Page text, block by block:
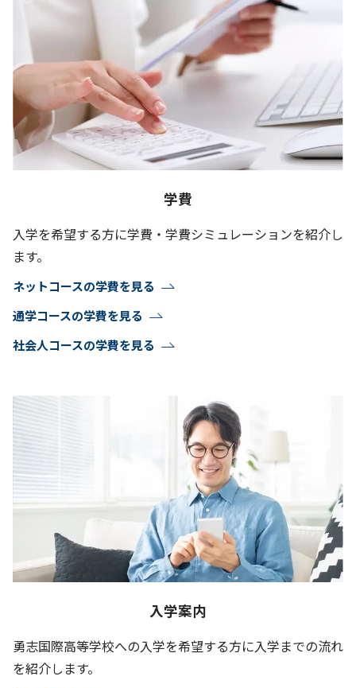
学費
入学を希望する方に学費・学費シミュレーションを紹介し
ます。
ネットコースの学費を見る
通学コースの学費を見る
社会人コースの学費を見る
入学案内
勇志国際高等学校への入学を希望する方に入学までの流れ
を紹介します。